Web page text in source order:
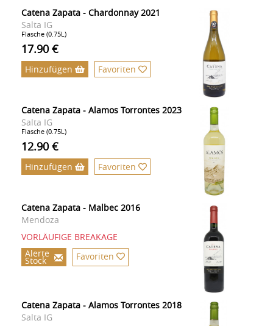
Catena Zapata - Chardonnay 2021
Salta IG
Flasche (0.75L)
17.90 €
Hinzufügen Favoriten
Catena Zapata - Alamos Torrontes 2023
Salta IG
Flasche (0.75L)
12.90 €
Hinzufügen Favoriten
Catena Zapata - Malbec 2016
Mendoza
VORLÄUFIGE BREAKAGE
Alerte
Stock Favoriten
Catena Zapata - Alamos Torrontes 2018
Salta IG